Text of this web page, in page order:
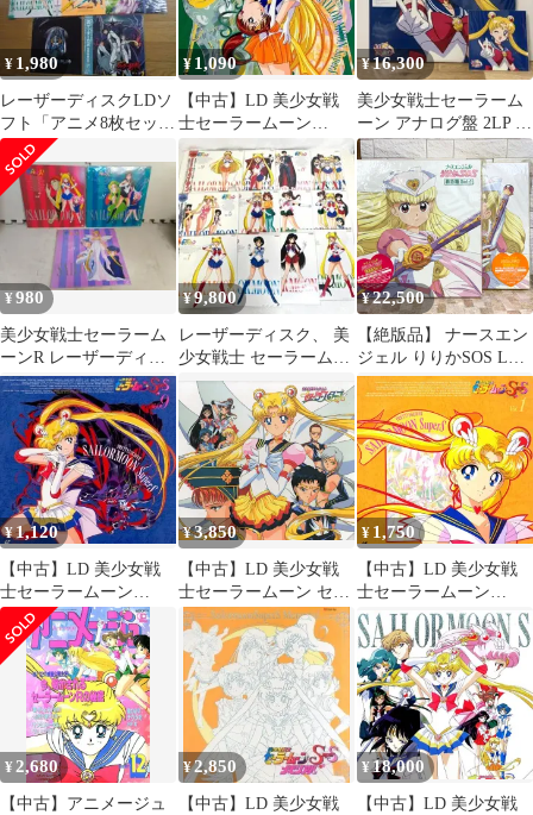
¥ 1,980
レーザーディスクLDソ
フト「アニメ8枚セッ
ト」セーラームーン、
マクロスプラス
¥ 1,090
【中古】LD 美少女戦
士セーラームーン
SuperS Vol.7
¥16,300
美少女戦士セーラーム
ーン アナログ盤 2LP レ
コード 初回盤 ステッカ
ー付き
¥980
美少女戦士セーラーム
ーンR レーザーディス
ク 3点セット LD
Vol７〜9
¥9,800
レーザーディスク、 美
少女戦士 セーラームー
ン 初代 全12巻セッ
ト 希少
¥22,500
【絶版品】 ナースエン
ジェル りりかSOS LD
BOX 救急箱 Set-1 Set-2
セット レーザーディス
ク りぼん 集英社 池野
恋 秋元康 平成アニメ
90年代 レトロアニメ 廃
盤 美品
¥1,120
【中古】LD 美少女戦
士セーラームーン
SuperS Vol.9
¥3,850
【中古】LD 美少女戦
士セーラームーン セー
ラースターズ
VOL.1(BOX付き)
¥ 1,750
【中古】LD 美少女戦
士セーラームーン
SuperS Vol.1
¥ 2,680
【中古】アニメージュ
¥2,850
【中古】LD 美少女戦
¥18,000
【中古】LD 美少女戦